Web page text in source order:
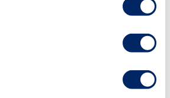
tulevaisuudessa entistä useampi
kasvattaminen ei aina ole
sillä tulot saattavat kasvaa